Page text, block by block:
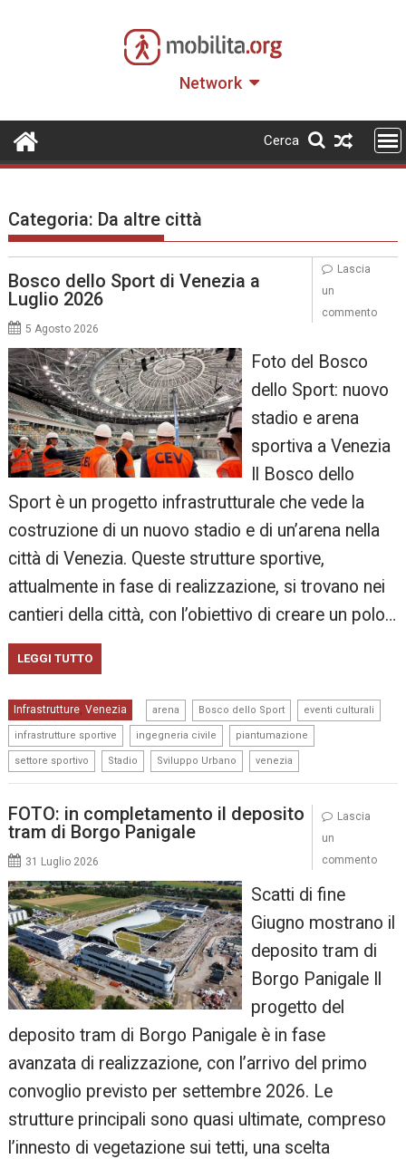
Network
Cerca
Categoria: Da altre città
Bosco dello Sport di Venezia a
Luglio 2026
5 Agosto 2026
Foto del Bosco
dello Sport: nuovo
stadio e arena
sportiva a Venezia
Il Bosco dello
Sport è un progetto infrastrutturale che vede la
costruzione di un nuovo stadio e di un’arena nella
città di Venezia. Queste strutture sportive,
attualmente in fase di realizzazione, si trovano nei
cantieri della città, con l’obiettivo di creare un polo…
LEGGI TUTTO
Infrastrutture,Venezia arena Bosco dello Sport eventi culturali
infrastrutture sportive ingegneria civile piantumazione
settore sportivo Stadio Sviluppo Urbano venezia
Lascia
un
commento
FOTO: in completamento il deposito
tram di Borgo Panigale
31 Luglio 2026
Scatti di fine
Giugno mostrano il
deposito tram di
Borgo Panigale Il
progetto del
deposito tram di Borgo Panigale è in fase
avanzata di realizzazione, con l’arrivo del primo
convoglio previsto per settembre 2026. Le
strutture principali sono quasi ultimate, compreso
l’innesto di vegetazione sui tetti, una scelta
Lascia
un
commento